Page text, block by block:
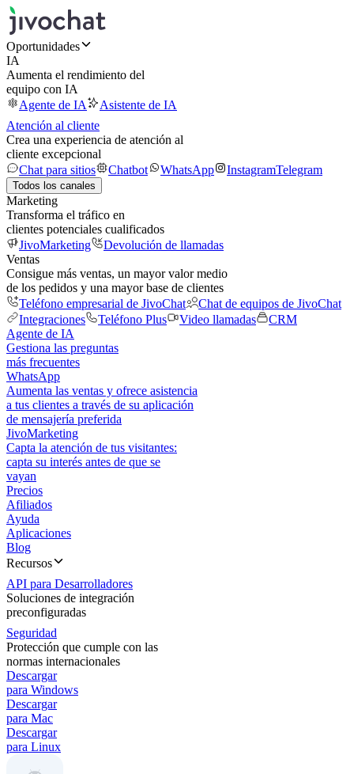
Oportunidades
IA
Aumenta el rendimiento del
equipo con IA
Agente de IA
Asistente de IA
Atención al cliente
Crea una experiencia de atención al
cliente excepcional
Chat para sitios
Chatbot WhatsApp InstagramTelegram
Todos los canales
Marketing
Transforma el tráfico en
clientes potenciales cualificados
JivoMarketing
Devolución de llamadas
Ventas
Consigue más ventas, un mayor valor medio
de los pedidos y una mayor base de clientes
Teléfono empresarial de JivoChat
Chat de equipos de JivoChat
Integraciones
Teléfono Plus Video llamadas
CRM
Agente de IA
Gestiona las preguntas
más frecuentes
WhatsApp
Aumenta las ventas y ofrece asistencia
a tus clientes a través de su aplicación
de mensajería preferida
JivoMarketing
Capta la atención de tus visitantes:
capta su interés antes de que se
vayan
Precios
Afiliados
Ayuda
Aplicaciones
Blog
Recursos
API para Desarrolladores
Soluciones de integración
preconfiguradas
Seguridad
Protección que cumple con las
normas internacionales
Descargar
para Windows
Descargar
para Mac
Descargar
para Linux